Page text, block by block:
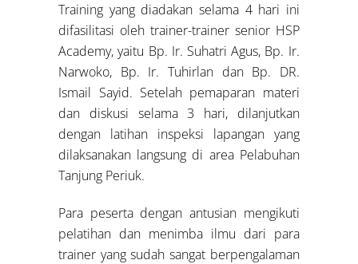
Training yang diadakan selama 4 hari ini
difasilitasi oleh trainer-trainer senior HSP
Academy, yaitu Bp. Ir. Suhatri Agus, Bp. Ir.
Narwoko, Bp. Ir. Tuhirlan dan Bp. DR.
Ismail Sayid. Setelah pemaparan materi
dan diskusi selama 3 hari, dilanjutkan
dengan latihan inspeksi lapangan yang
dilaksanakan langsung di area Pelabuhan
Tanjung Periuk.
Para peserta dengan antusian mengikuti
pelatihan dan menimba ilmu dari para
trainer yang sudah sangat berpengalaman